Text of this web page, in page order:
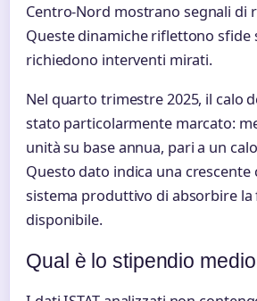
Centro-Nord mostrano segnali di
Queste dinamiche riflettono
richiedono interventi mirati.
Nel quarto trimestre 2025, il calo
stato particolarmente marcato:
unità su base annua, pari a un calo
Questo dato indica una crescente
sistema produttivo di absorbire la
disponibile.
Qual è lo stipendio